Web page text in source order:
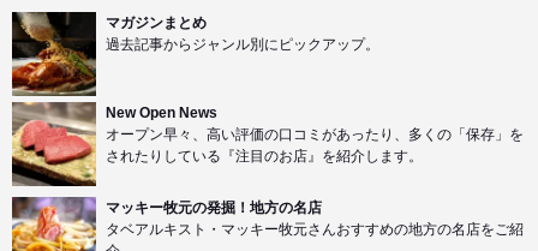
マガジンまとめ
過去記事からジャンル別にピックアップ。
New Open News
オープン早々、高い評価の口コミがあったり、多くの「保存」を
されたりしている『注目のお店』を紹介します。
マッキー牧元の発掘！地方の名店
タベアルキスト・マッキー牧元さんおすすめの地方の名店をご紹